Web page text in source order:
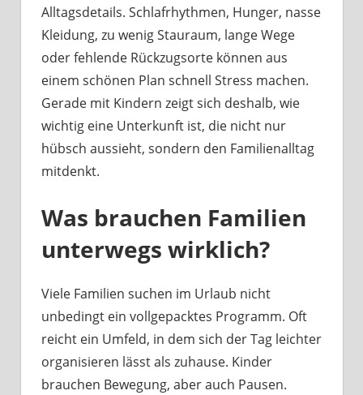
Alltagsdetails. Schlafrhythmen, Hunger, nasse
Kleidung, zu wenig Stauraum, lange Wege
oder fehlende Rückzugsorte können aus
einem schönen Plan schnell Stress machen.
Gerade mit Kindern zeigt sich deshalb, wie
wichtig eine Unterkunft ist, die nicht nur
hübsch aussieht, sondern den Familienalltag
mitdenkt.
Was brauchen Familien
unterwegs wirklich?
Viele Familien suchen im Urlaub nicht
unbedingt ein vollgepacktes Programm. Oft
reicht ein Umfeld, in dem sich der Tag leichter
organisieren lässt als zuhause. Kinder
brauchen Bewegung, aber auch Pausen.